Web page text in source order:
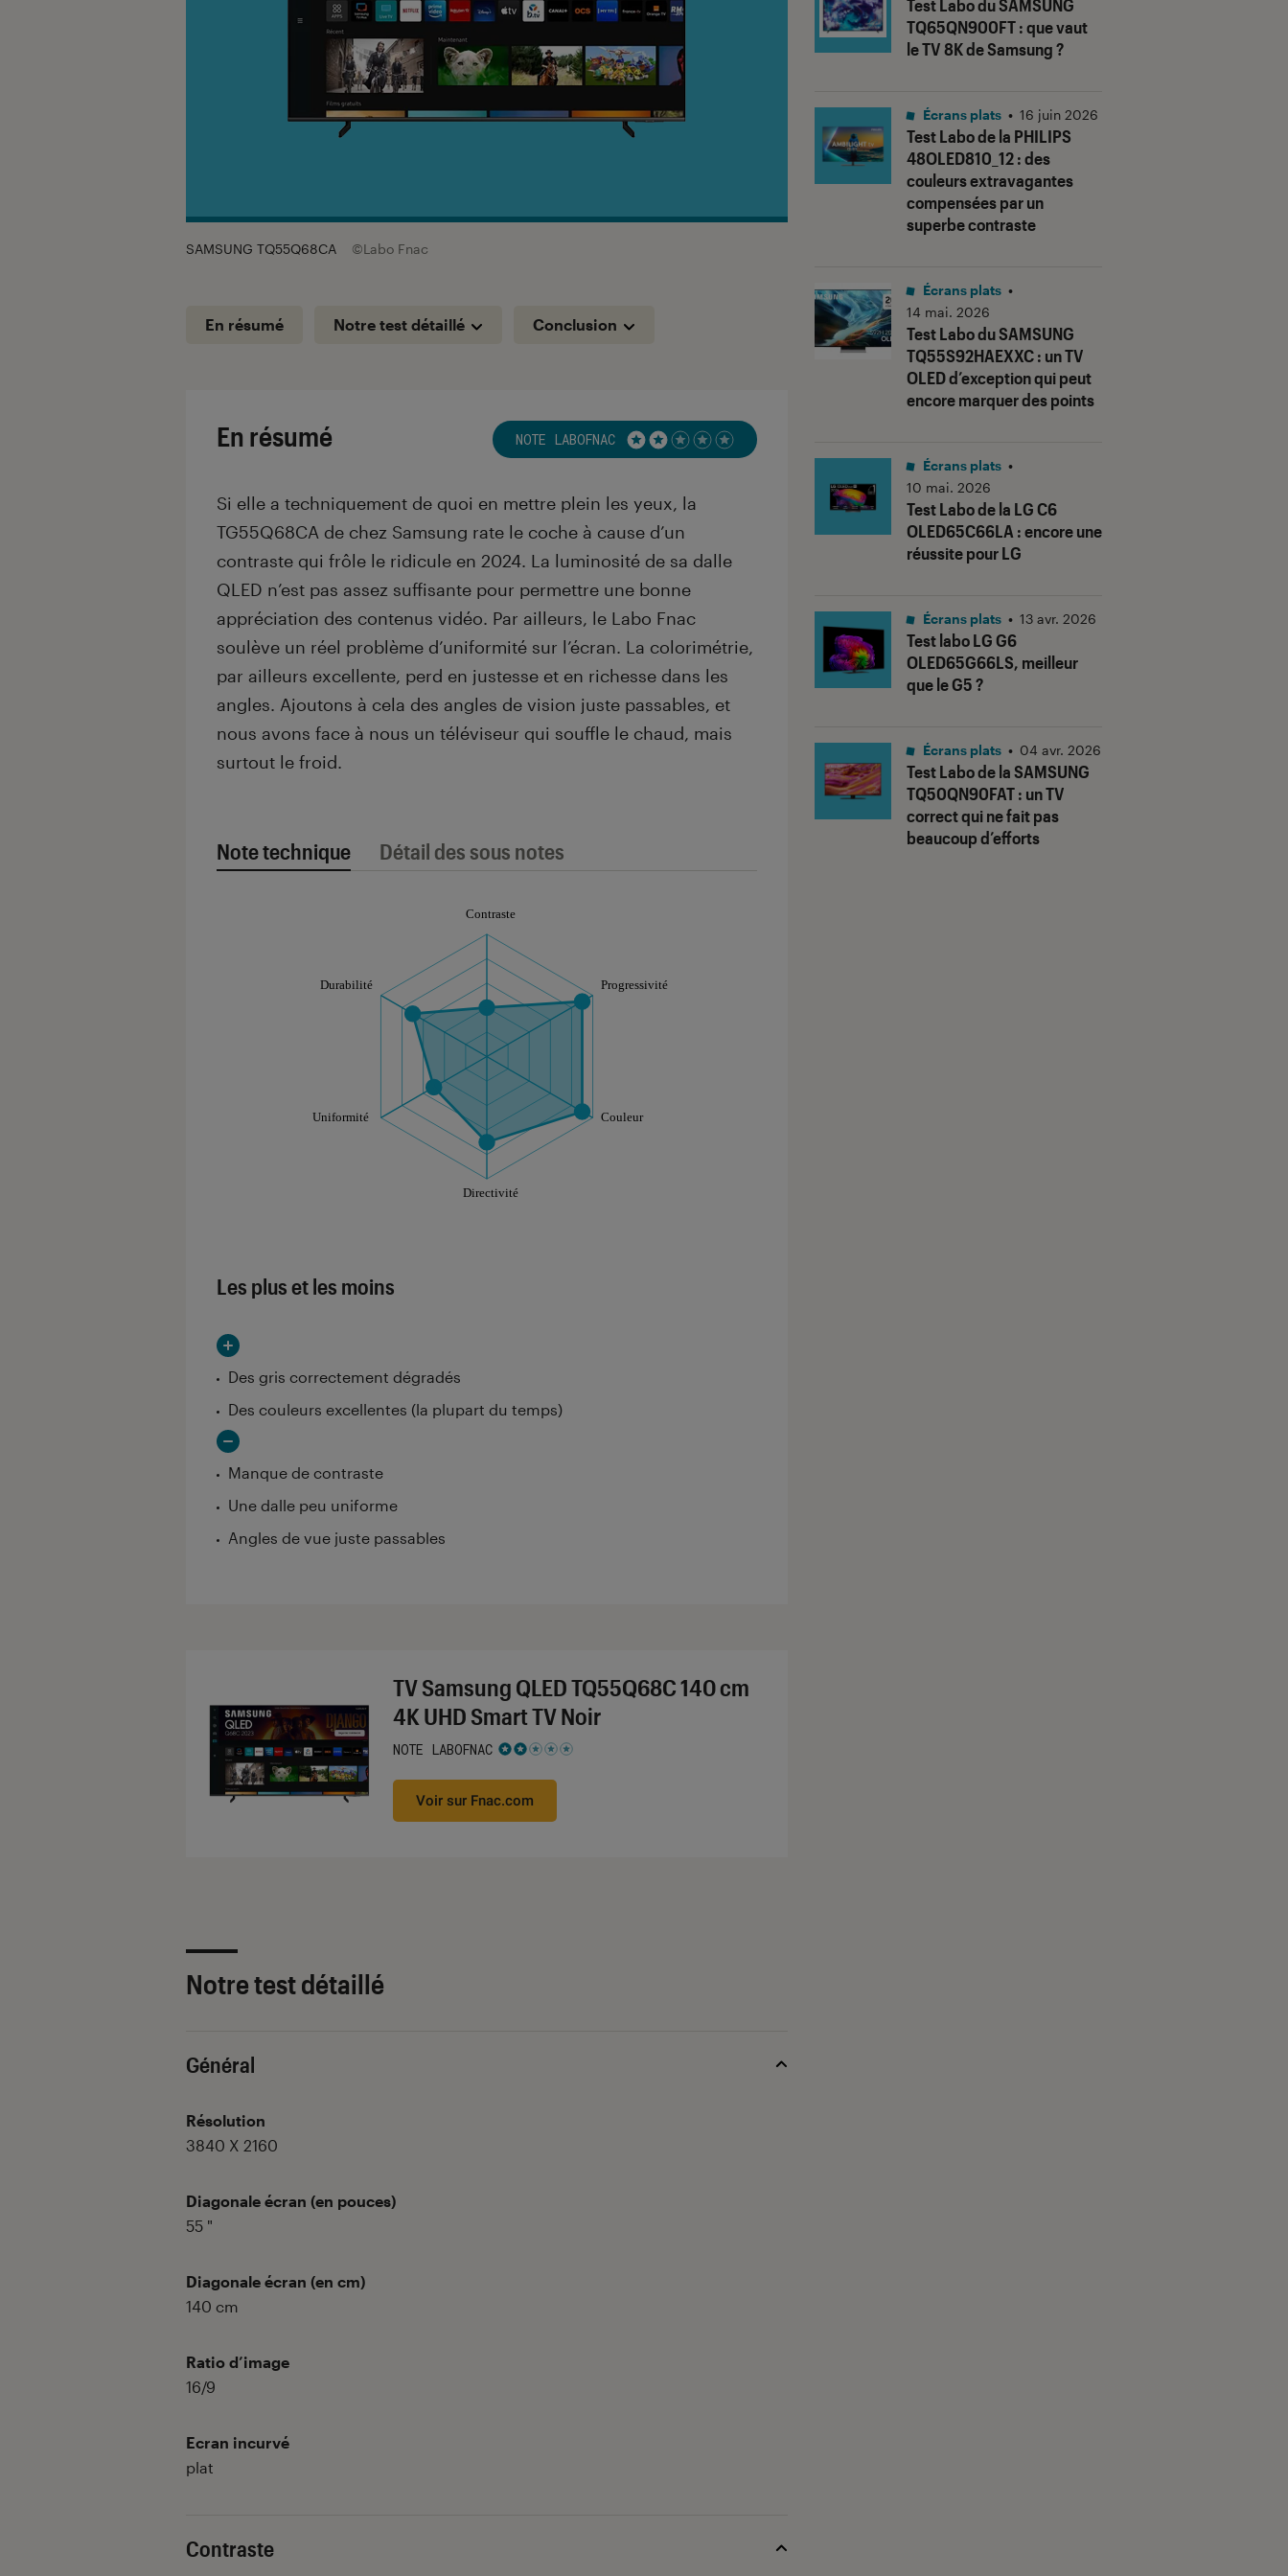
SAMSUNG TQ55Q68CA ©Labo Fnac
En résumé Notre test détaillé Conclusion
En résumé NOTE LABOFNAC Noté 2 étoiles sur 5
Si elle a techniquement de quoi en mettre plein les yeux, la
TG55Q68CA de chez Samsung rate le coche à cause d’un
contraste qui frôle le ridicule en 2024. La luminosité de sa dalle
QLED n’est pas assez suffisante pour permettre une bonne
appréciation des contenus vidéo. Par ailleurs, le Labo Fnac
soulève un réel problème d’uniformité sur l’écran. La colorimétrie,
par ailleurs excellente, perd en justesse et en richesse dans les
angles. Ajoutons à cela des angles de vision juste passables, et
nous avons face à nous un téléviseur qui souffle le chaud, mais
surtout le froid.
Note technique Détail des sous notes
Les plus et les moins
Des gris correctement dégradés
Des couleurs excellentes (la plupart du temps)
Manque de contraste
Une dalle peu uniforme
Angles de vue juste passables
TV Samsung QLED TQ55Q68C 140 cm
4K UHD Smart TV Noir
NOTE LABOFNAC
Noté 2 étoiles sur 5
Voir sur Fnac.com
Notre test détaillé
Général
Résolution
3840 X 2160
Diagonale écran (en pouces)
55 "
Diagonale écran (en cm)
140 cm
Ratio d’image
16/9
Ecran incurvé
plat
Contraste
Test Labo du SAMSUNG
TQ65QN900FT : que vaut
le TV 8K de Samsung ?
Test Labo de la PHILIPS
48OLED810_12 : des
couleurs extravagantes
compensées par un
superbe contraste
Écrans plats • 16 juin 2026
Test Labo du SAMSUNG
TQ55S92HAEXXC : un TV
OLED d’exception qui peut
encore marquer des points
Écrans plats •
14 mai. 2026
Test Labo de la LG C6
OLED65C66LA : encore une
réussite pour LG
Écrans plats •
10 mai. 2026
Test labo LG G6
OLED65G66LS, meilleur
que le G5 ?
Écrans plats • 13 avr. 2026
Test Labo de la SAMSUNG
TQ50QN90FAT : un TV
correct qui ne fait pas
beaucoup d’efforts
Écrans plats • 04 avr. 2026